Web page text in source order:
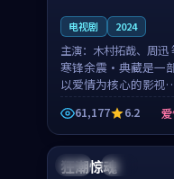
电视剧 2024
主演： 木村拓哉、周迅
寒锋余震·典藏是一
以爱情为核心的影视
品，围绕危机、反转
人物成长展开，整体
奏紧凑，值得推荐观
看。
61,177 6.2
法国 院线
狂潮惊魂